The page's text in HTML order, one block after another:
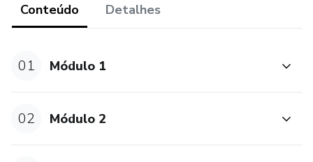
Conteúdo Detalhes
01 Módulo 1
02 Módulo 2